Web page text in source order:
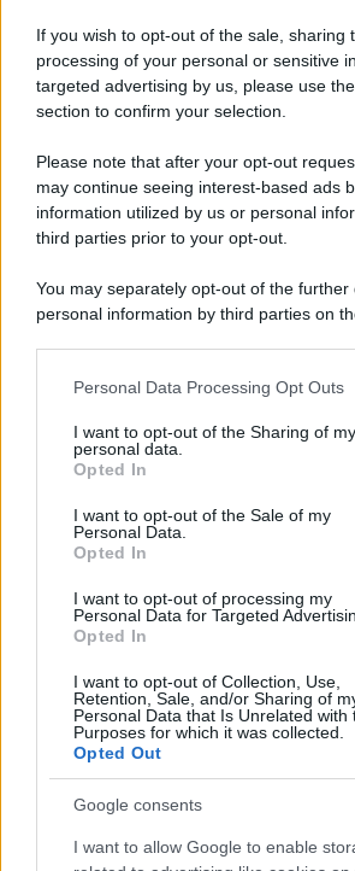
If you wish to opt-out of the sale, sharing
processing of your personal or sensitive
targeted advertising by us, please use
section to confirm your selection.
Please note that after your opt-out
may continue seeing interest-based ads
information utilized by us or personal
third parties prior to your opt-out.
You may separately opt-out of the
personal information by third parties on
This information may also be disclosed
disclose it to other third parties.
Please note that this website/app uses
services and may gather and store
not limited to your visit or usage
grant or deny consent to Google and its
consent section.
Personal Data Processing Opt Outs
I want to opt-out of the Sharing of my
personal data.
Opted In
I want to opt-out of the Sale of my
Personal Data.
Opted In
I want to opt-out of processing my
Personal Data for Targeted
Opted In
I want to opt-out of Collection, Use,
Retention, Sale, and/or Sharing of
Personal Data that Is Unrelated with
Purposes for which it was collected.
Opted Out
Google consents
I want to allow Google to enable
Newz Ohio
Gameland
Hig Tech Mag
Scoop Mag
Lgbtqia News
Motors Magazine 365
Day Travel 365
Home Magazine 365
Cineverse Magazine
SecondHomeMagazine
InvestirMag
Investieren24
UK
News Hub UK
Lgbtq News
Investeren 24